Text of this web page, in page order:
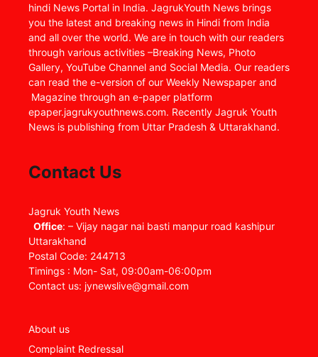
hindi News Portal in India. JagrukYouth News brings
you the latest and breaking news in Hindi from India
and all over the world. We are in touch with our readers
through various activities –Breaking News, Photo
Gallery, YouTube Channel and Social Media. Our readers
can read the e-version of our Weekly Newspaper and
Magazine through an e-paper platform
epaper.jagrukyouthnews.com. Recently Jagruk Youth
News is publishing from Uttar Pradesh & Uttarakhand.
Contact Us
Jagruk Youth News
Office: – Vijay nagar nai basti manpur road kashipur
Uttarakhand
Postal Code: 244713
Timings : Mon- Sat, 09:00am-06:00pm
Contact us: jynewslive@gmail.com
About us
Complaint Redressal